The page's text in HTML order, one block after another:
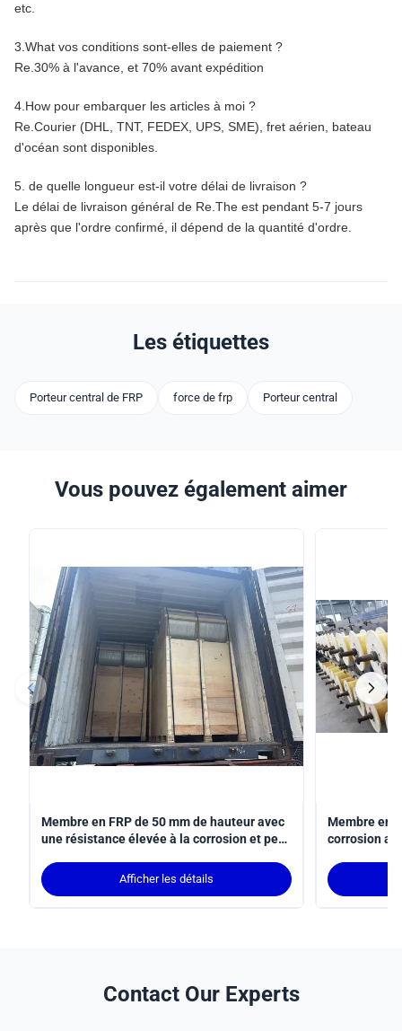
etc.
3.What vos conditions sont-elles de paiement ?
Re.30% à l'avance, et 70% avant expédition
4.How pour embarquer les articles à moi ?
Re.Courier (DHL, TNT, FEDEX, UPS, SME), fret aérien, bateau
d'océan sont disponibles.
5. de quelle longueur est-il votre délai de livraison ?
Le délai de livraison général de Re.The est pendant 5-7 jours
après que l'ordre confirmé, il dépend de la quantité d'ordre.
Les étiquettes
Porteur central de FRP force de frp Porteur central
Vous pouvez également aimer
Membre en FRP de 50 mm de hauteur avec
une résistance élevée à la corrosion et peu
durable
Afficher les détails
Membre en
corrosion
élevée et un
Contact Our Experts